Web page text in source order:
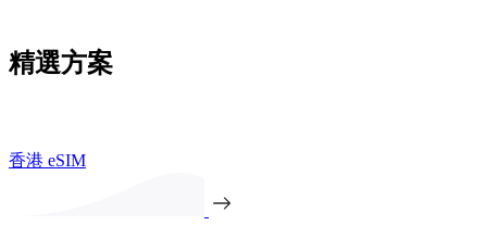
精選方案
香港 eSIM